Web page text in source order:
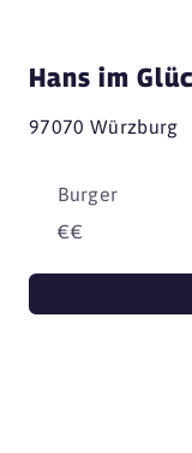
Hans im
97070 Würzburg
Burger
€€